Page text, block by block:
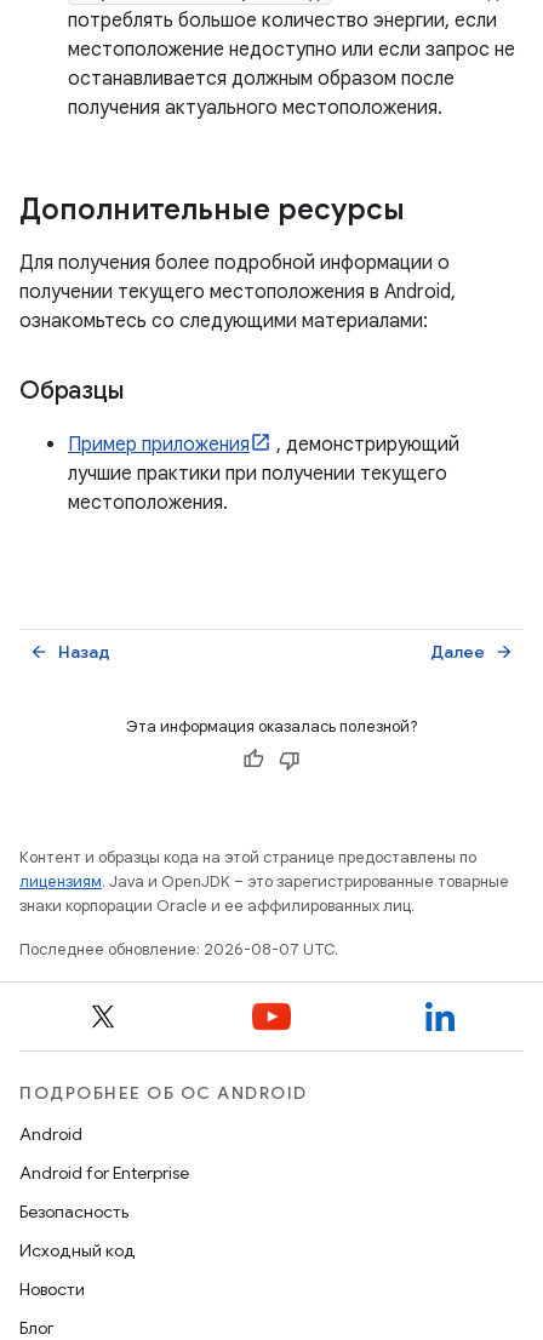
потреблять большое количество энергии, если
местоположение недоступно или если запрос не
останавливается должным образом после
получения актуального местоположения.
Дополнительные ресурсы
Для получения более подробной информации о
получении текущего местоположения в Android,
ознакомьтесь со следующими материалами:
Образцы
Пример приложения
, демонстрирующий
лучшие практики при получении текущего
местоположения.
Назад
arrow_back Далее arrow_forward
Эта информация оказалась полезной?
Контент и образцы кода на этой странице предоставлены по
лицензиям. Java и OpenJDK – это зарегистрированные товарные
знаки корпорации Oracle и ее аффилированных лиц.
Последнее обновление: 2026-08-07 UTC.
ПОДРОБНЕЕ ОБ ОС ANDROID
Android
Android for Enterprise
Безопасность
Исходный код
Новости
Блог